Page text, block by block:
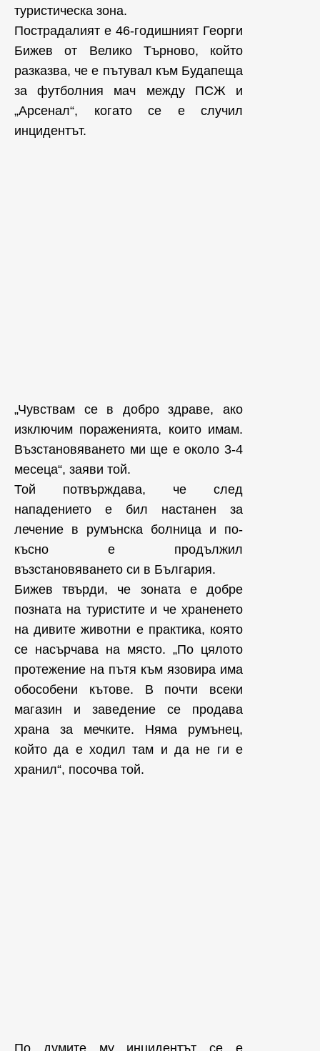
туристическа зона.
Пострадалият е 46-годишният Георги
Бижев от Велико Търново, който
разказва, че е пътувал към Будапеща
за футболния мач между ПСЖ и
„Арсенал“, когато се е случил
инцидентът.
„Чувствам се в добро здраве, ако
изключим пораженията, които имам.
Възстановяването ми ще е около 3-4
месеца“, заяви той.
Той потвърждава, че след
нападението е бил настанен за
лечение в румънска болница и по-
късно е продължил
възстановяването си в България.
Бижев твърди, че зоната е добре
позната на туристите и че храненето
на дивите животни е практика, която
се насърчава на място. „По цялото
протежение на пътя към язовира има
обособени кътове. В почти всеки
магазин и заведение се продава
храна за мечките. Няма румънец,
който да е ходил там и да не ги е
хранил“, посочва той.
По думите му инцидентът се е